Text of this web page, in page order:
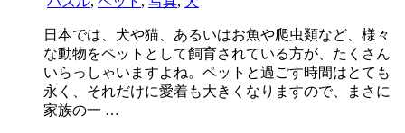
日本では、犬や猫、あるいはお魚や爬虫類など、様々
な動物をペットとして飼育されている方が、たくさん
いらっしゃいますよね。ペットと過ごす時間はとても
永く、それだけに愛着も大きくなりますので、まさに
家族の一 …